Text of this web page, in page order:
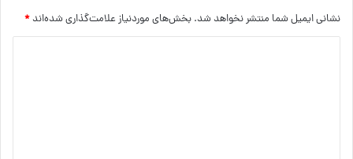
نشانی ایمیل شما منتشر نخواهد شد. بخش‌های موردنیاز علامت‌گذاری شده‌اند *